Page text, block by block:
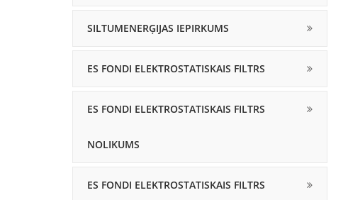
SILTUMENERĢIJAS IEPIRKUMS
ES FONDI ELEKTROSTATISKAIS FILTRS
ES FONDI ELEKTROSTATISKAIS FILTRS
NOLIKUMS
ES FONDI ELEKTROSTATISKAIS FILTRS